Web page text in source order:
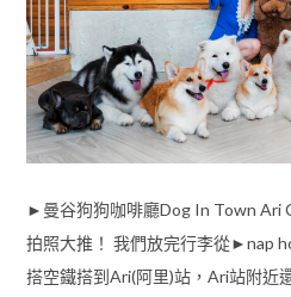
►曼谷狗狗咖啡廳Dog In Town Ari
拍照大推！ 我們放完行李從►nap
搭空鐵搭到Ari(阿里)站，Ari站附近